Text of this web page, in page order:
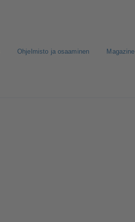
Ohjelmisto ja osaaminen Magazine